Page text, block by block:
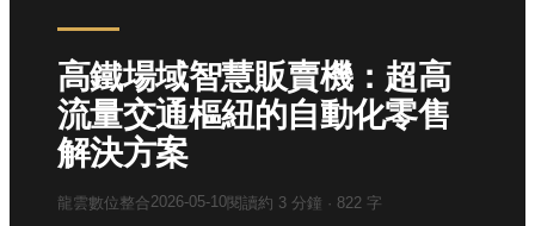
高鐵場域智慧販賣機：超高
流量交通樞紐的自動化零售
解決方案
龍雲數位整合2026-05-10閱讀約 3 分鐘 · 822 字